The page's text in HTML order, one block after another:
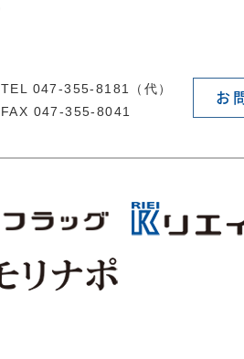
TEL 047-355-8181（代）
FAX 047-355-8041
お